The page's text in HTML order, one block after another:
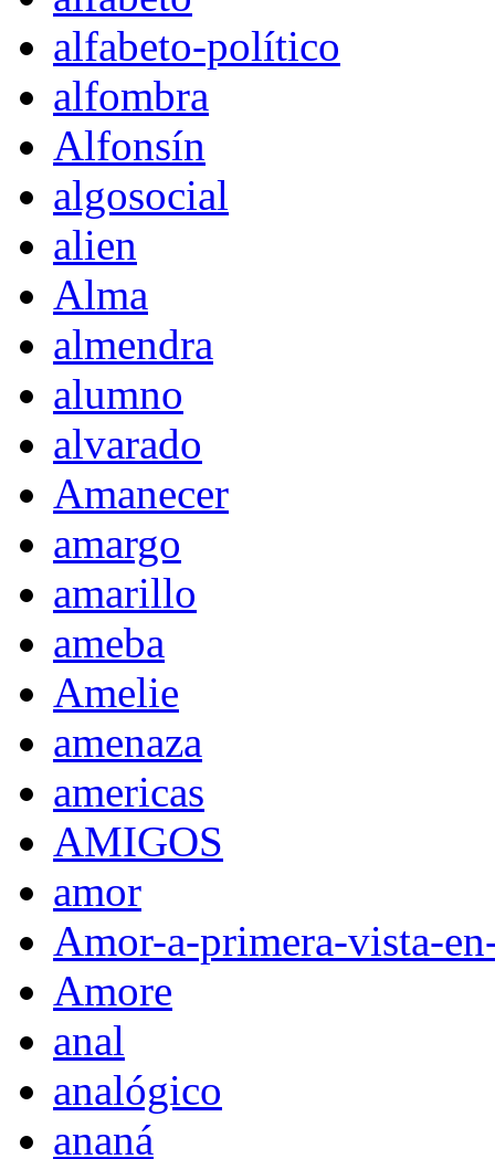
alfabeto-político
alfombra
Alfonsín
algosocial
alien
Alma
almendra
alumno
alvarado
Amanecer
amargo
amarillo
ameba
Amelie
amenaza
americas
AMIGOS
amor
Amor-a-primera-vista-
Amore
anal
analógico
ananá